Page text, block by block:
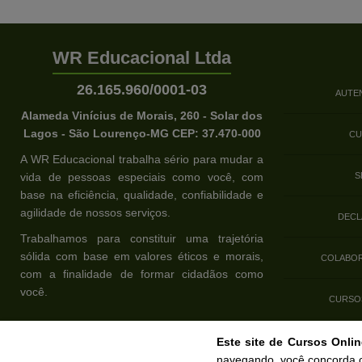
WR Educacional Ltda
26.165.960/0001-03
Alameda Vinícius de Morais, 260 - Solar dos
Lagos - São Lourenço-MG CEP: 37.470-000
A WR Educacional trabalha sério para mudar a
vida de pessoas especiais como você, com
base na eficiência, qualidade, confiabilidade e
agilidade de nossos serviços.
Trabalhamos para constituir uma trajetória
sólida com base em valores éticos e morais,
com a finalidade de formar cidadãos como
você.
2026 © WR Educacional. Todos os
Este site de Cursos